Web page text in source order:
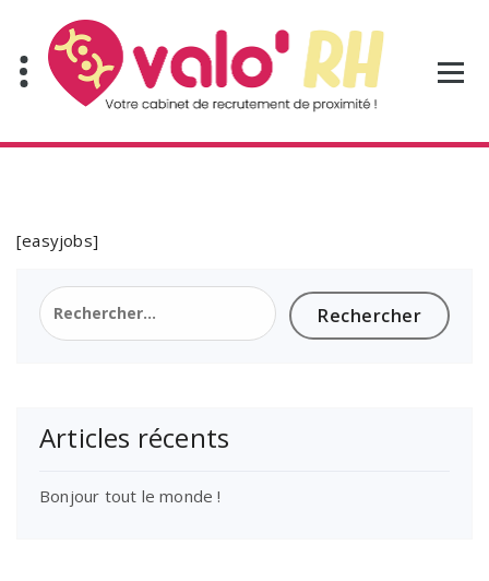
contenu
[easyjobs]
Rechercher :
Articles récents
Bonjour tout le monde !